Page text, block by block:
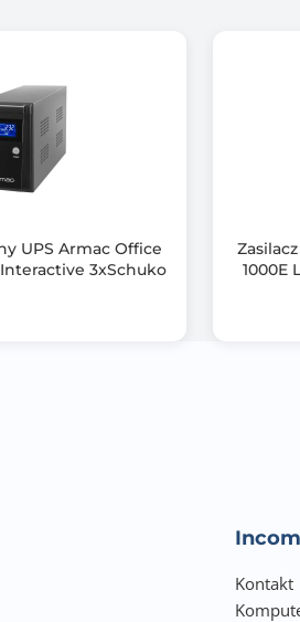
Interface Device) przez
UPS Armac Office
3xSchuko
1000E
Kontakt